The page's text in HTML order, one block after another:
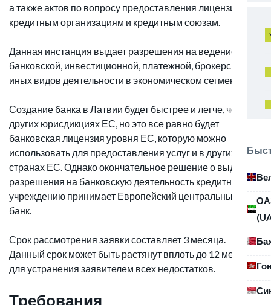
а также актов по вопросу предоставления лицензий
кредитным организациям и кредитным союзам.
Данная инстанция выдает разрешения на ведение
банковской, инвестиционной, платежной, брокерской и
иных видов деятельности в экономическом сегменте.
Создание банка в Латвии будет быстрее и легче, чем в
других юрисдикциях ЕС, но это все равно будет
банковская лицензия уровня ЕС, которую можно
использовать для предоставления услуг и в других
странах ЕС. Однако окончательное решение о выдаче
разрешения на банковскую деятельность кредитному
учреждению принимает Европейский центральный
банк.
Срок рассмотрения заявки составляет 3 месяца.
Данный срок может быть растянут вплоть до 12 месяцев
для устранения заявителем всех недостатков.
Требования